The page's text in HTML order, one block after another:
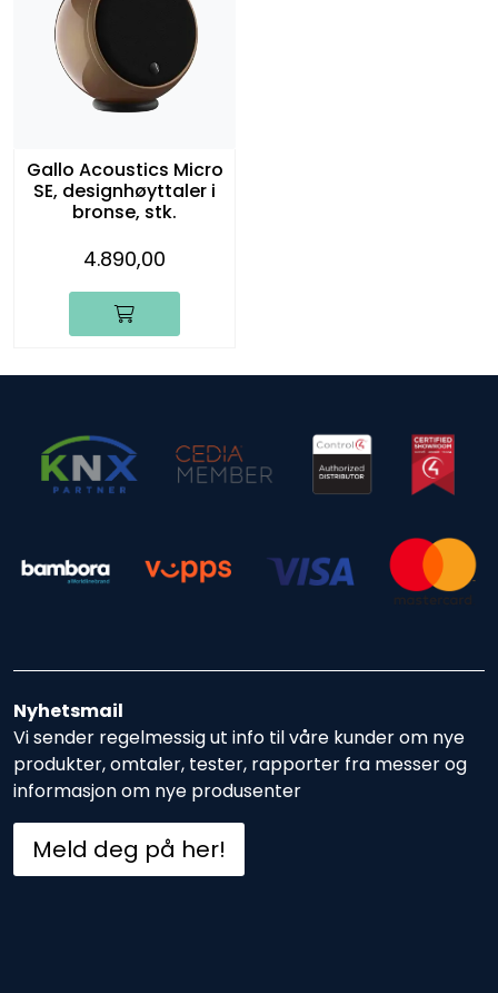
Gallo Acoustics Micro
SE, designhøyttaler i
bronse, stk.
4.890,00
Nyhetsmail
Vi sender regelmessig ut info til våre kunder om nye
produkter, omtaler, tester, rapporter fra messer og
informasjon om nye produsenter
Meld deg på her!